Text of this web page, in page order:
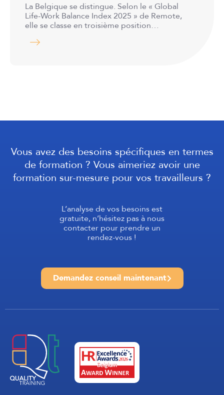
La Belgique se distingue. Selon le « Global
Life-Work Balance Index 2025 » de Remote,
elle se classe en troisième position…
Vous avez des besoins spécifiques en termes
de formation ? Vous aimeriez avoir une
formation sur-mesure pour vos travailleurs ?
L’analyse de vos besoins est
gratuite, n’hésitez pas à nous
contacter pour prendre un
rendez-vous !
Demandez conseil maintenant